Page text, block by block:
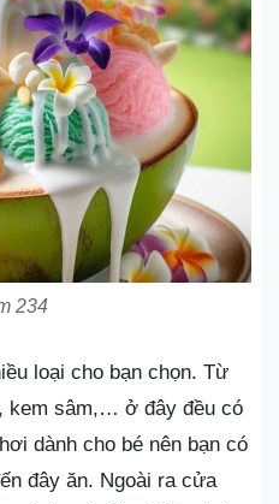
234
loại cho bạn chọn. Từ
kem sâm,… ở đây đều có
dành cho bé nên bạn có
đây ăn. Ngoài ra cửa